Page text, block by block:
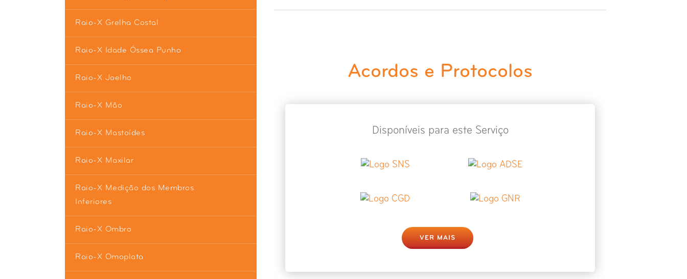
Raio-X Grelha Costal
Raio-X Idade Óssea Punho
Raio-X Joelho
Raio-X Mão
Raio-X Mastoídes
Raio-X Maxilar
Raio-X Medição dos Membros
Inferiores
Raio-X Ombro
Raio-X Omoplata
Acordos e Protocolos
Disponíveis para este Serviço
VER MAIS